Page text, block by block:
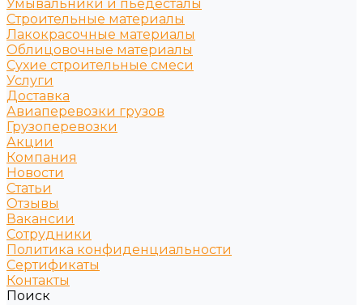
Умывальники и пьедесталы
Строительные материалы
Лакокрасочные материалы
Облицовочные материалы
Сухие строительные смеси
Услуги
Доставка
Авиаперевозки грузов
Грузоперевозки
Акции
Компания
Новости
Статьи
Отзывы
Вакансии
Сотрудники
Политика конфиденциальности
Сертификаты
Контакты
Поиск